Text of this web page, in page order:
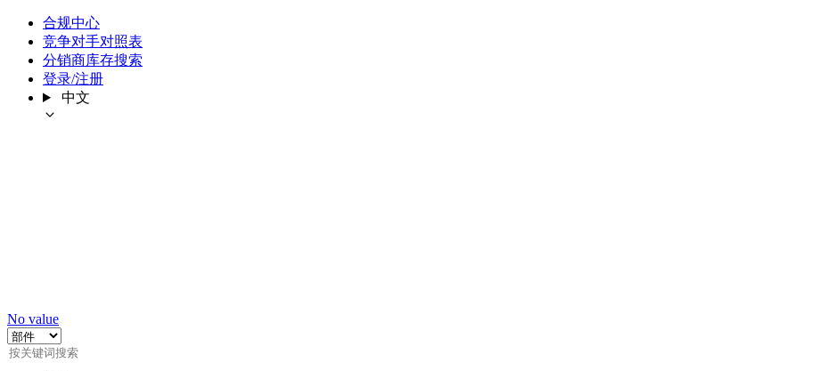
合规中心
竞争对手对照表
分销商库存搜索
登录/注册
中文
No value